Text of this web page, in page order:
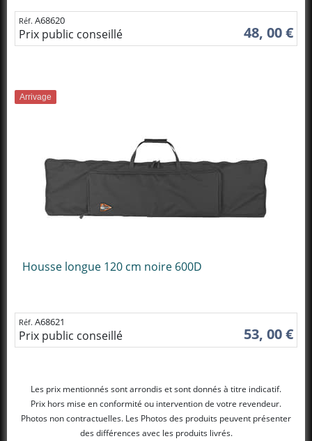
Réf. A68620
Prix public conseillé 48, 00 €
Arrivage
Housse longue 120 cm noire 600D
Réf. A68621
Prix public conseillé 53, 00 €
Les prix mentionnés sont arrondis et sont donnés à titre indicatif.
Prix hors mise en conformité ou intervention de votre revendeur.
Photos non contractuelles. Les Photos des produits peuvent présenter
des différences avec les produits livrés.